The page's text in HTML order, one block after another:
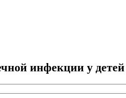
инфекции у детей